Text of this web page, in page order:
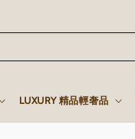
LUXURY 精品輕奢品